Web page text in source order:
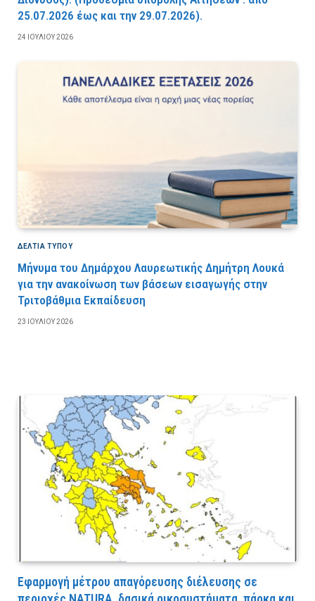
25.07.2026 έως και την 29.07.2026).
24 ΙΟΥΛΊΟΥ 2026
ΔΕΛΤΙΑ ΤΥΠΟΥ
Μήνυμα του Δημάρχου Λαυρεωτικής Δημήτρη Λουκά
για την ανακοίνωση των βάσεων εισαγωγής στην
Τριτοβάθμια Εκπαίδευση
23 ΙΟΥΛΊΟΥ 2026
Εφαρμογή μέτρου απαγόρευσης διέλευσης σε